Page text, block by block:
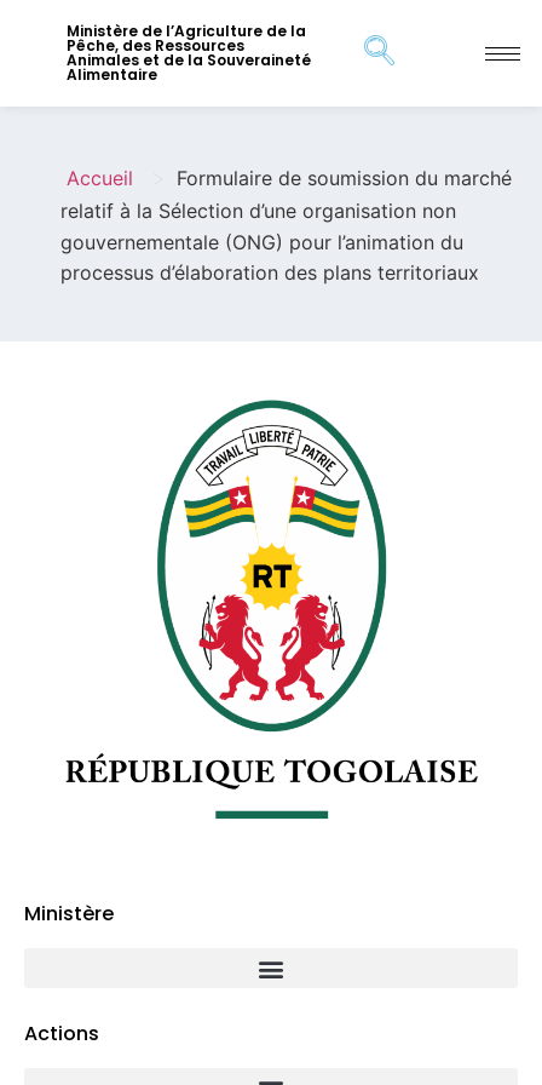
Ministère de l’Agriculture de la
Pêche, des Ressources
Animales et de la Souveraineté
Alimentaire
Accueil
Formulaire de soumission du marché
relatif à la Sélection d’une organisation non
gouvernementale (ONG) pour l’animation du
processus d’élaboration des plans territoriaux
Ministère
Actions